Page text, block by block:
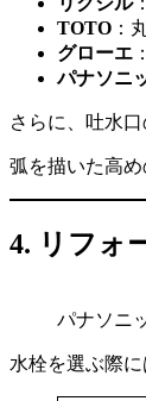
TOTO ：
グローエ
パナソニ
さらに、吐水
弧を描いた高
4. リフォ
パナソニ
水栓を選ぶ際